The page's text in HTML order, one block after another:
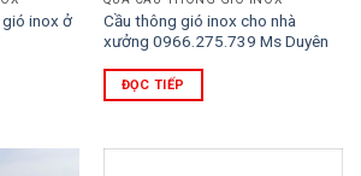
inox ở
Cầu thông gió inox cho nhà
xưởng 0966.275.739 Ms Duyên
ĐỌC TIẾP